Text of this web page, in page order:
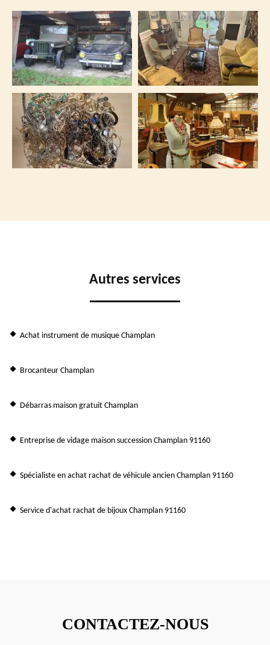
Autres services
Achat instrument de musique Champlan
Brocanteur Champlan
Débarras maison gratuit Champlan
Entreprise de vidage maison succession Champlan 91160
Spécialiste en achat rachat de véhicule ancien Champlan 91160
Service d'achat rachat de bijoux Champlan 91160
CONTACTEZ-NOUS